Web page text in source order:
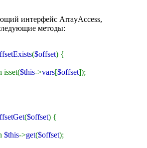
интерфейс ArrayAccess,
методы:
($offset) {
$this->vars[$offset]);
($offset) {
$this->get($offset);